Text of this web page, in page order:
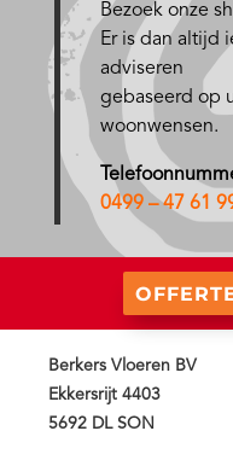
Bezoek onze
Er is dan altijd
adviseren
gebaseerd op
woonwensen.
0499 – 47 61
Berkers Vloeren BV
Ekkersrijt 4403
5692 DL SON